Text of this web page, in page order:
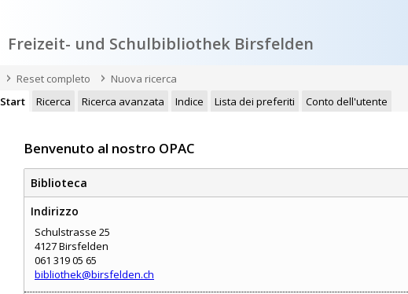
Freizeit- und Schulbibliothek Birsfelden
Reset completo
Nuova ricerca
Start
Ricerca Ricerca avanzata Indice Lista dei preferiti Conto dell'utente
Benvenuto al nostro OPAC
Biblioteca
Indirizzo
Schulstrasse 25
4127 Birsfelden
061 319 05 65
bibliothek@birsfelden.ch